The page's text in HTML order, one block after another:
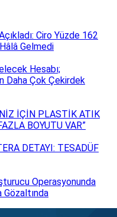
Ciro Yüzde 162
Gelmedi
Hesabı;
Daha Çok Çekirdek
İÇİN PLASTİK ATIK
BOYUTU VAR”
DETAYI: TESADÜF
Operasyonunda
Gözaltında